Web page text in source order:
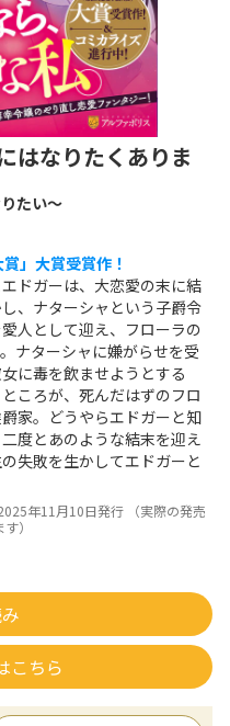
はなりたくありま
たい～
」大賞受賞作！
ドガーは、大恋愛の末に結
、ナターシャという子爵令
人として迎え、フローラの
ナターシャに嫌がらせを受
に毒を飲ませようとする
ころが、死んだはずのフロ
家。どうやらエドガーと知
度とあのような結末を迎え
失敗を生かしてエドガーと
年11月10日発行 （実際の発売
）
こちら